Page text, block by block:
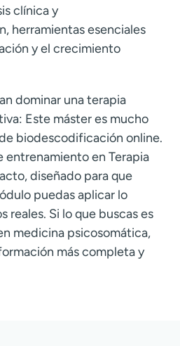
clínica y
herramientas esenciales
y el crecimiento
dominar una terapia
Este máster es mucho
biodescodificación online.
entrenamiento en Terapia
diseñado para que
puedas aplicar lo
reales. Si lo que buscas es
medicina psicosomática,
más completa y